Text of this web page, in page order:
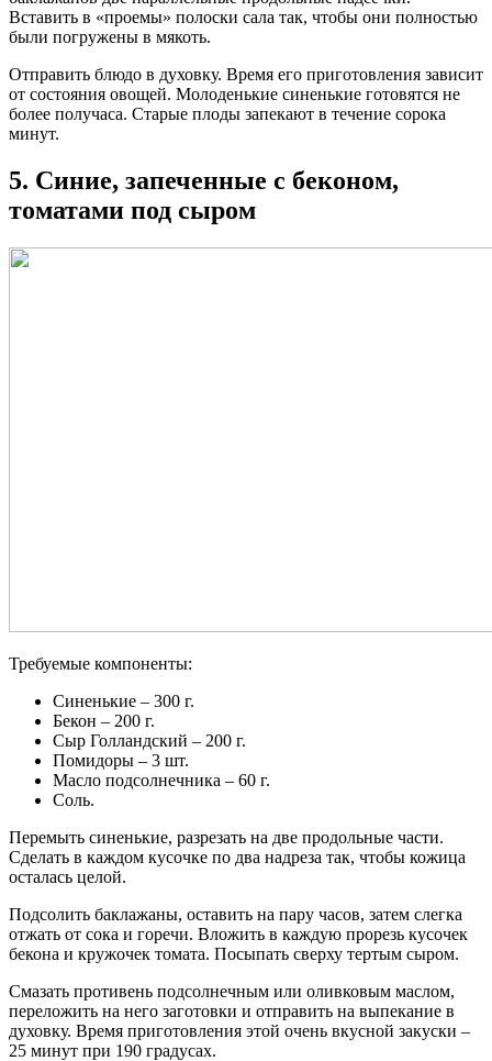
Вставить в «проемы» полоски сала так, чтобы они полностью
были погружены в мякоть.
Отправить блюдо в духовку. Время его приготовления зависит
от состояния овощей. Молоденькие синенькие готовятся не
более получаса. Старые плоды запекают в течение сорока
минут.
5. Синие, запеченные с беконом,
томатами под сыром
Требуемые компоненты:
Синенькие – 300 г.
Бекон – 200 г.
Сыр Голландский – 200 г.
Помидоры – 3 шт.
Масло подсолнечника – 60 г.
Соль.
Перемыть синенькие, разрезать на две продольные части.
Сделать в каждом кусочке по два надреза так, чтобы кожица
осталась целой.
Подсолить баклажаны, оставить на пару часов, затем слегка
отжать от сока и горечи. Вложить в каждую прорезь кусочек
бекона и кружочек томата. Посыпать сверху тертым сыром.
Смазать противень подсолнечным или оливковым маслом,
переложить на него заготовки и отправить на выпекание в
духовку. Время приготовления этой очень вкусной закуски –
25 минут при 190 градусах.